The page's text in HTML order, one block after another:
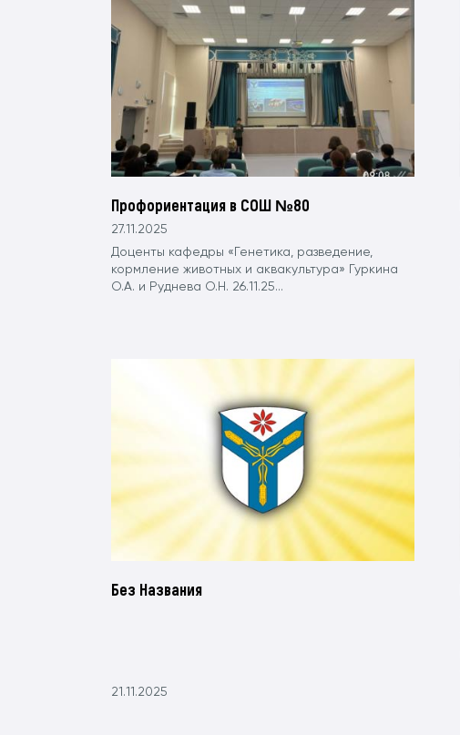
Профориентация в СОШ №80
27.11.2025
Доценты кафедры «Генетика, разведение,
кормление животных и аквакультура» Гуркина
О.А. и Руднева О.Н. 26.11.25...
Без Названия
21.11.2025